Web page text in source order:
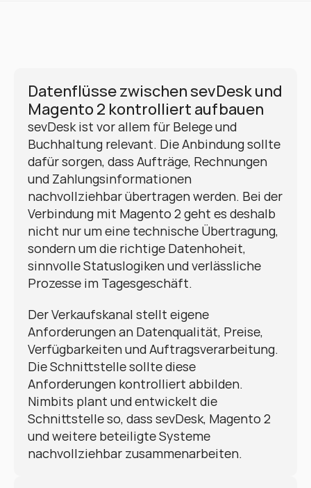
Datenflüsse zwischen sevDesk und
Magento 2 kontrolliert aufbauen
sevDesk ist vor allem für Belege und
Buchhaltung relevant. Die Anbindung sollte
dafür sorgen, dass Aufträge, Rechnungen
und Zahlungsinformationen
nachvollziehbar übertragen werden. Bei der
Verbindung mit Magento 2 geht es deshalb
nicht nur um eine technische Übertragung,
sondern um die richtige Datenhoheit,
sinnvolle Statuslogiken und verlässliche
Prozesse im Tagesgeschäft.
Der Verkaufskanal stellt eigene
Anforderungen an Datenqualität, Preise,
Verfügbarkeiten und Auftragsverarbeitung.
Die Schnittstelle sollte diese
Anforderungen kontrolliert abbilden.
Nimbits plant und entwickelt die
Schnittstelle so, dass sevDesk, Magento 2
und weitere beteiligte Systeme
nachvollziehbar zusammenarbeiten.